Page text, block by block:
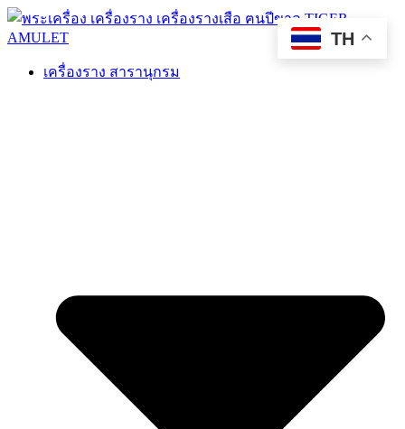
เครื่องราง สารานุกรม
TH